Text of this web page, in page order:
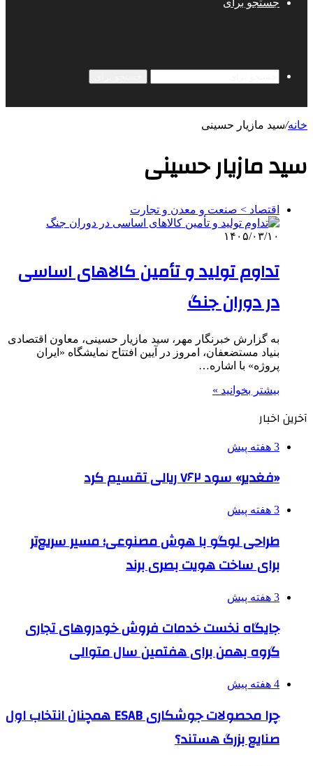
جستجو برای
خانه/سید مازیار حسینی
سید مازیار حسینی
اقتصاد > صنعت و معدن و تجارت
۱۴۰۵/۰۳/۱۰
تداوم تولید و تأمین کالاهای اساسی
در دوران جنگ
به گزارش خبرنگار مهر، سید مازیار حسینی، معاون اقتصادی
بنیاد مستضعفان، امروز در آیین افتتاح نمایشگاه «ایران
پروژه» با اشاره…
بیشتر بخوانید »
آخرین اخبار
3 هفته پیش
«فغدیر» سود ۷۶۲ ریالی تقسیم کرد
3 هفته پیش
طراحی لوگو با هوش مصنوعی؛ مسیر سریع‌تر
برای ساخت هویت بصری برند
3 هفته پیش
جایگاه نخست خدمات فروش خودروهای تجاری
گروه بهمن برای هفتمین سال متوالی
4 هفته پیش
چرا محصولات جوشکاری ESAB همچنان انتخاب اول
صنایع بزرگ هستند؟